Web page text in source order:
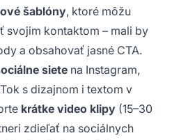
šablóny, ktoré môžu
svojim kontaktom – mali by
a obsahovať jasné CTA.
siete na Instagram,
s dizajnom i textom v
krátke video klipy (15–30
zdieľať na sociálnych